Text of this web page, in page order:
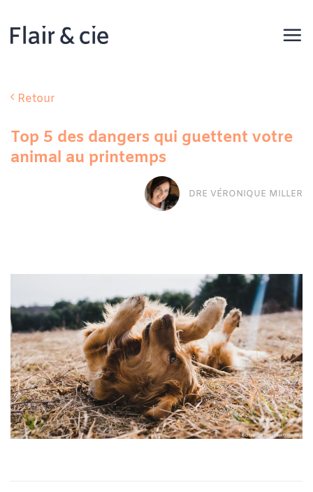
contenu
Retour
Top 5 des dangers qui guettent votre
animal au printemps
DRE VÉRONIQUE MILLER